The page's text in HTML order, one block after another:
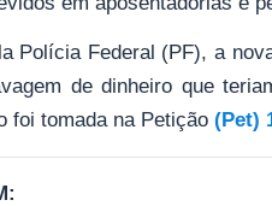
Polícia Federal (PF), a
de dinheiro que
foi tomada na Petição (Pet)